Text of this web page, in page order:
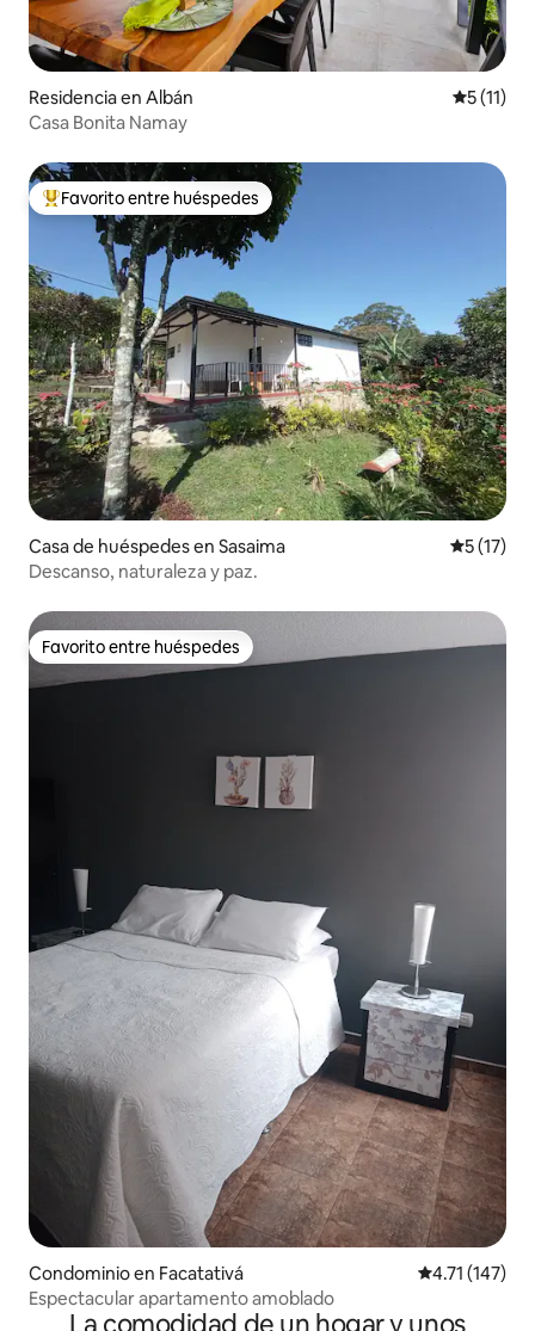
Residencia en Albán
5 (11)
Casa Bonita Namay
De los mejores en Favorito entre huéspedes
Favorito entre huéspedes
Casa de huéspedes en Sasaima
5 (17)
Descanso, naturaleza y paz.
Favorito entre huéspedes
Favorito entre huéspedes
Condominio en Facatativá Calificación
4.71 (147)
Espectacular apartamento amoblado